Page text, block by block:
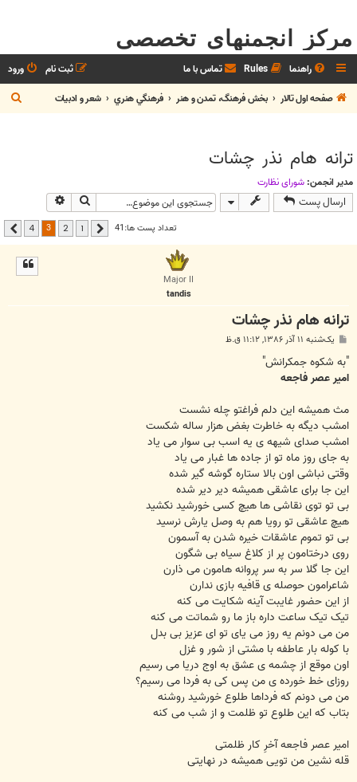
مرکز انجمنهای تخصصی
راهنما Rules تماس با ما ورود
ثبت نام
صفحه اول تالار
بخش فرهنگ، تمدن و هنر فرهنگي هنري شعر و ادبيات
ج
س
ترانه هام نذر چشات
مدیر انجمن: شوراي نظارت
ارسال پست جستجو
تعداد پست ها:41 قبلی 2
3
4 بعدی
Major II
tandis
ترانه هام نذر چشات
پ
ت
یک‌شنبه ۱۱ آذر ۱۳۸۶, ۱۱:۱۲ ق.ظ
"به شکوه جمکرانش"
امیر عصر فاجعه
مث همیشه این دلم فراغتو چله نشست
امشب دیگه به خاطرت بغض هزار ساله شکست
امشب صدای شیهه ی یه اسب بی سوار می یاد
به جای روز ماه تو از جاده ها غبار می یاد
وقتی نباشی اون بالا ستاره گوشه گیر شده
این جا برای عاشقی همیشه دیر دیر شده
بی تو توی نقاشی ها هیچ کسی خورشید نکشید
هیچ عاشقی تو رویا هم به وصل یارش نرسید
بی تو تموم عاشقات خیره شدن به آسمون
روی درختامون پر از کلاغ سیاه بی شگون
این جا گلا سر به سر پروانه هامون می ذارن
شاعرامون حوصله ی قافیه بازی ندارن
از این حضور غایبت آینه شکایت می کنه
تیک تیک ساعت داره باز ما رو شماتت می کنه
من می دونم یه روز می یای تو ای عزیز بی بدل
با کوله بار عاطفه با مشتی از شور و غزل
اون موقع از چشمه ی عشق به اوج دریا می رسیم
روزای خط خورده ی من پس کی به فردا می رسیم؟
من می دونم که فرداها طلوع خورشید روشنه
بتاب که این طلوع تو ظلمت و از شب می کنه
امیر عصر فاجعه آخرِ کار ظلمتی
قله نشین من تویی همیشه در نهایتی